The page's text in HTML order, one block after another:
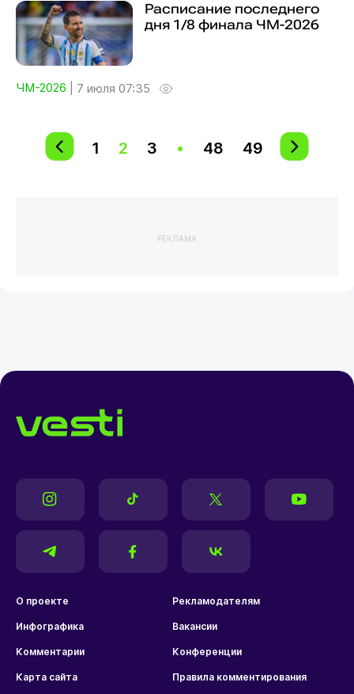
Расписание последнего
дня 1/8 финала ЧМ-2026
ЧМ-2026 7 июля 07:35
1 2 3 • 48 49
РЕКЛАМА
О проекте Рекламодателям
Инфографика Вакансии
Комментарии Конференции
Карта сайта Правила комментирования